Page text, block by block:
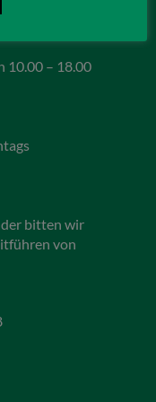
10.00 – 18.00
bitten wir
von